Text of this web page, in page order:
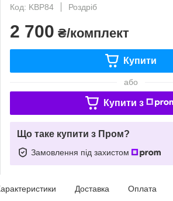
Код: KBP84
Роздріб
2 700 ₴/комплект
Купити
або
Купити з
Що таке купити з Пром?
Замовлення під захистом
Доставка Оплата